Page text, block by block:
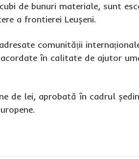
de bunuri materiale, sunt
a frontierei Leușeni.
comunității
în calitate de ajutor
lei, aprobată în cadrul